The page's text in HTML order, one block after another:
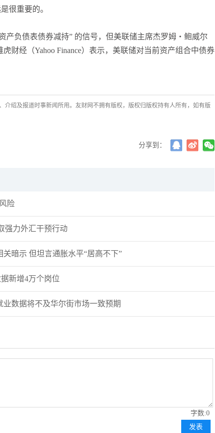
很重要的。
产负债表债券减持” 的信号，但美联储主席杰罗姆・鲍威尔
虎财经（Yahoo Finance）表示，美联储对当前资产组合中债券
介绍及报道时事新闻所用。友财网不拥有版权，版权归版权持有人所有，如有版
分享到：
险
强力外汇干预行动
暗示 但坦言通胀水平“居高不下”
新增4万个岗位
数据将不及华尔街市场一致预期
字数:0
发表